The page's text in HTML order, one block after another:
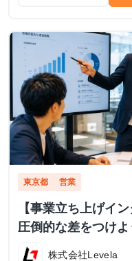
東京都 営業
【事業立ち上げイ
圧倒的な差をつけよ
株式会社Levela